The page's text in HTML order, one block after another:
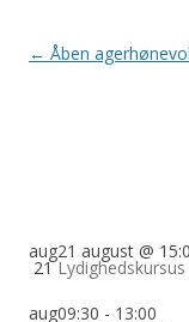
Indlægsnavigation
← Åben
aug
21
21 august @
Lydighedskursus
aug09:30 - 13:00